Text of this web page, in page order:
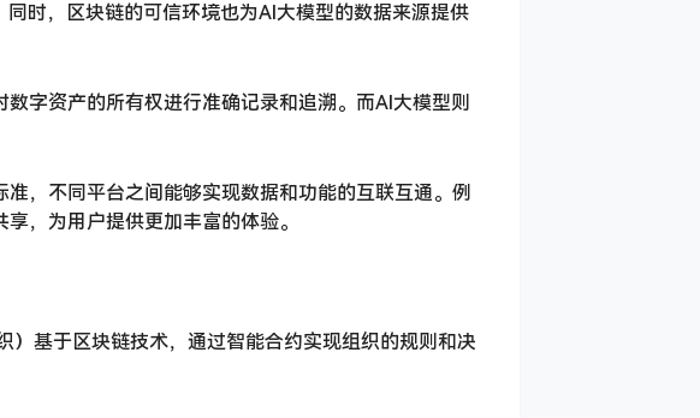
时，区块链的可信环境也为AI大模型的数据来源提供
字资产的所有权进行准确记录和追溯。而AI大模型则
，不同平台之间能够实现数据和功能的互联互通。例
，为用户提供更加丰富的体验。
基于区块链技术，通过智能合约实现组织的规则和决